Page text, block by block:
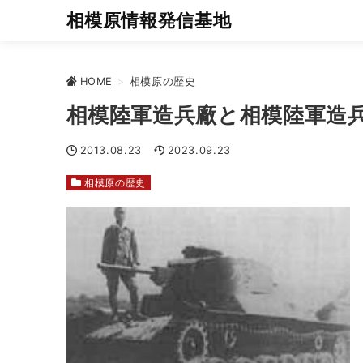
相模原情報発信基地
HOME > 相模原の歴史
相模陸軍造兵廠と相模陸軍造
2013.08.23 2023.09.23
相模原の歴史